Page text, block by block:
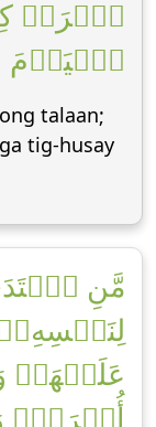
ٱقۡرَأۡ
ٱلۡيَوۡمَ
talaan;
tig-husay
مَّنِ
لِنَفۡسِهِۦۖ
عَلَيۡهَاۚ
أُخۡرَىٰۗ